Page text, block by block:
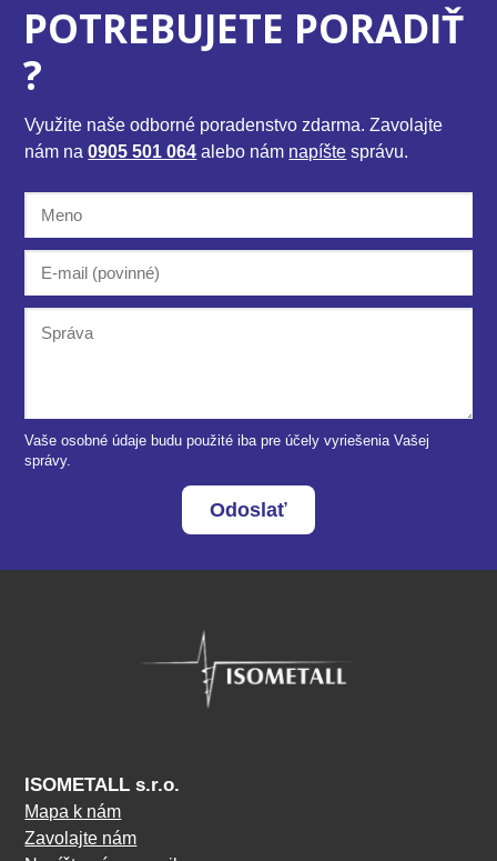
POTREBUJETE PORADIŤ
?
Využite naše odborné poradenstvo zdarma. Zavolajte
nám na0905 501 064 alebo nám napíšte správu.
Vaše osobné údaje budu použité iba pre účely vyriešenia Vašej
správy.
Odoslať
ISOMETALL s.r.o.
Mapa k nám
Zavolajte nám